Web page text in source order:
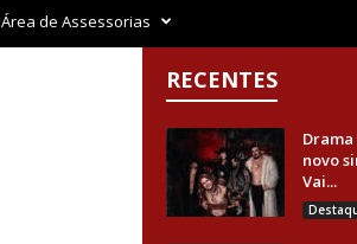
Área de Assessorias
RECENTES
novo
Vai...